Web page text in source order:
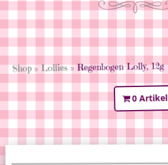
Shop»Lollies» Regenbogen-Lolly, 12g
0 Artikel